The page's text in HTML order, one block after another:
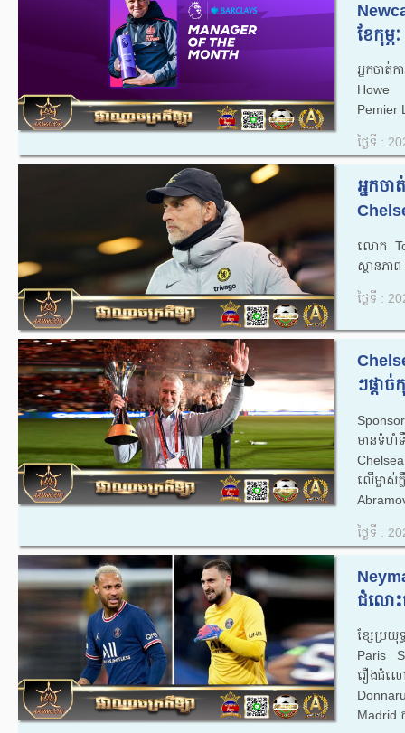
ខែ​កុម្
អ្នកចា
Howe​ ប
Pemier
ថ្ងៃទី :
អ្នកច
លោក​
ស្ថានភា
ថ្ងៃទី :
ៗផ្តា
មាន​ទំហំ​​​ទឹ
លើម្ចា
ថ្ងៃទី :
ជំលោះ
ខ្សែប្រ
Paris
រឿងជំ
Madrid